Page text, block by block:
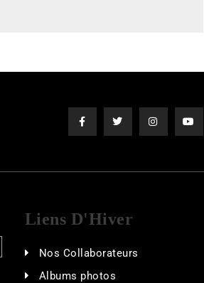
Liens D'Hiver
Nos Collaborateurs
Albums photos